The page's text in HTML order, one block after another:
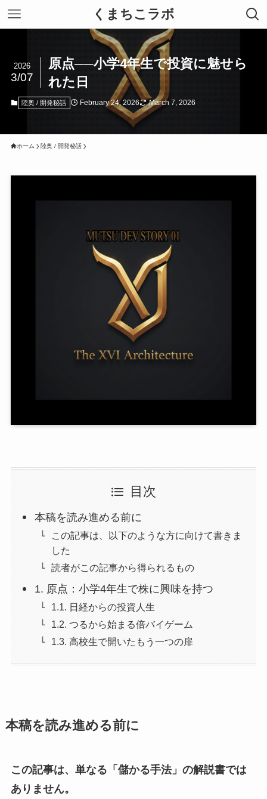
くまちこラボ
原点──小学4年生で投資に魅せら
れた日
2026
3/07
陸奥 / 開発秘話 February 24, 2026 March 7, 2026
ホーム 陸奥 / 開発秘話
目次
本稿を読み進める前に
この記事は、以下のような方に向けて書きま
した
読者がこの記事から得られるもの
1. 原点：小学4年生で株に興味を持つ
1.1. 日経からの投資人生
1.2. つるから始まる倍バイゲーム
1.3. 高校生で開いたもう一つの扉
本稿を読み進める前に
この記事は、単なる「儲かる手法」の解説書では
ありません。